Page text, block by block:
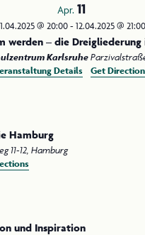
Apr. 11
@ 20:00- 12.04.2025 @ 21:00
– die
Karlsruhe
Details
Get
Hamburg
Mitttelweg 11-12, Hamburg
und Inspiration